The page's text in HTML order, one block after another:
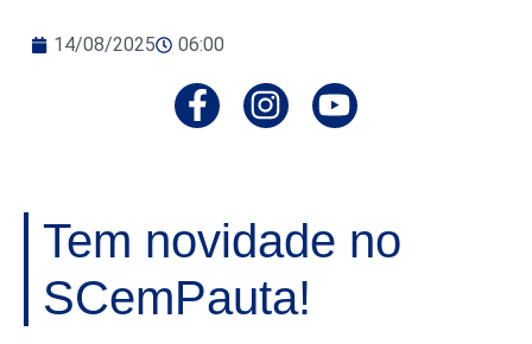
14/08/2025 06:00
Tem novidade no
SCemPauta!